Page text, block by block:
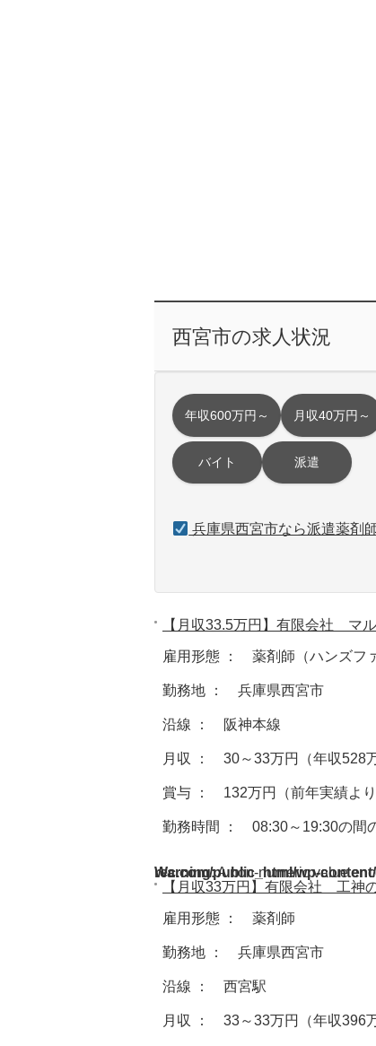
西宮市の求人状況
年収600万円～ 月収40万円～
バイト 派遣
兵庫県西宮市なら派遣薬剤
【月収33.5万円】有限会社 マ
雇用形態 ： 薬剤師（ハンズフ
勤務地 ： 兵庫県西宮市
沿線 ： 阪神本線
月収 ： 30～33万円（年収528
賞与 ： 132万円（前年実績より
勤務時間 ： 08:30～19:30の間
Warning: A non-numeric value
/home/acdmy/yaku-rec.com/public_html/
【月収33万円】有限会社 工神
雇用形態 ： 薬剤師
勤務地 ： 兵庫県西宮市
沿線 ： 西宮駅
月収 ： 33～33万円（年収396